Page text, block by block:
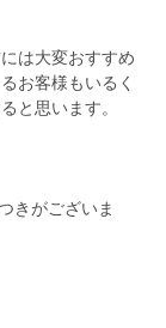
は大変おすすめ
お客様もいるく
と思います。
きがございま